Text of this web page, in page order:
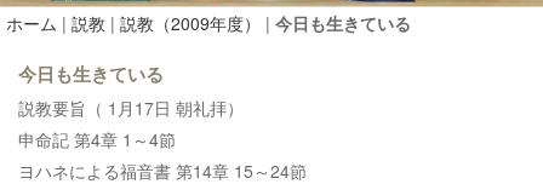
ホーム | 説教 | 説教（2009年度） | 今日も生きている
今日も生きている
説教要旨（ 1月17日 朝礼拝）
申命記 第4章 1～4節
ヨハネによる福音書 第14章 15～24節